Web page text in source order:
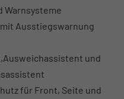
Warnsysteme
Ausstiegswarnung
und
für Front, Seite und